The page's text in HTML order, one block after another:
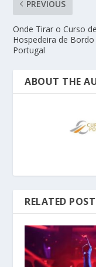
PREVIOUS
Onde Tirar o Curso de
Hospedeira de
Portugal
ABOUT THE
RELATED